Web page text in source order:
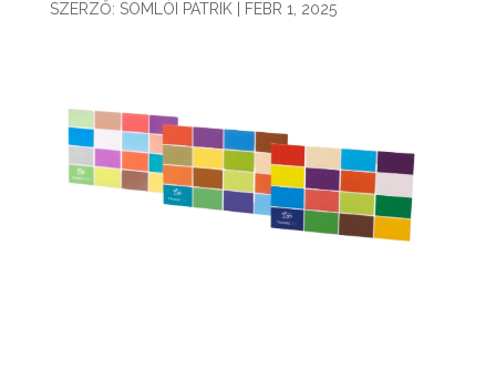
SZERZŐ: SOMLÓI PATRIK| FEBR 1, 2025